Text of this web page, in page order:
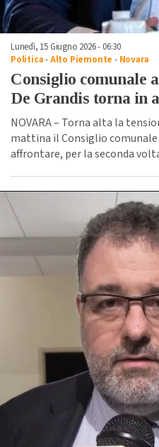
Lunedì, 15 Giugno 2026 - 06:30
Politica-Alto Piemonte - Novara
Consiglio comunale
De Grandis torna in
NOVARA – Torna alta la
mattina il Consiglio
affrontare, per la seconda